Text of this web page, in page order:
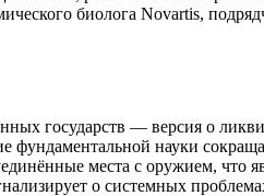
биолога Novartis,
государств — версия о
фундаментальной науки
места с оружием, что
о системных